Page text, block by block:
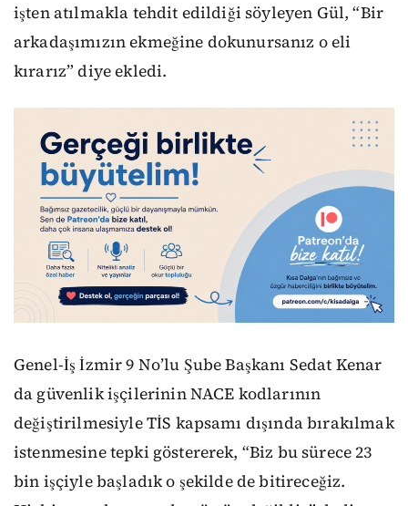
işten atılmakla tehdit edildiği söyleyen Gül, “Bir
arkadaşımızın ekmeğine dokunursanız o eli
kırarız” diye ekledi.
Genel-İş İzmir 9 No’lu Şube Başkanı Sedat Kenar
da güvenlik işçilerinin NACE kodlarının
değiştirilmesiyle TİS kapsamı dışında bırakılmak
istenmesine tepki göstererek, “Biz bu sürece 23
bin işçiyle başladık o şekilde de bitireceğiz.